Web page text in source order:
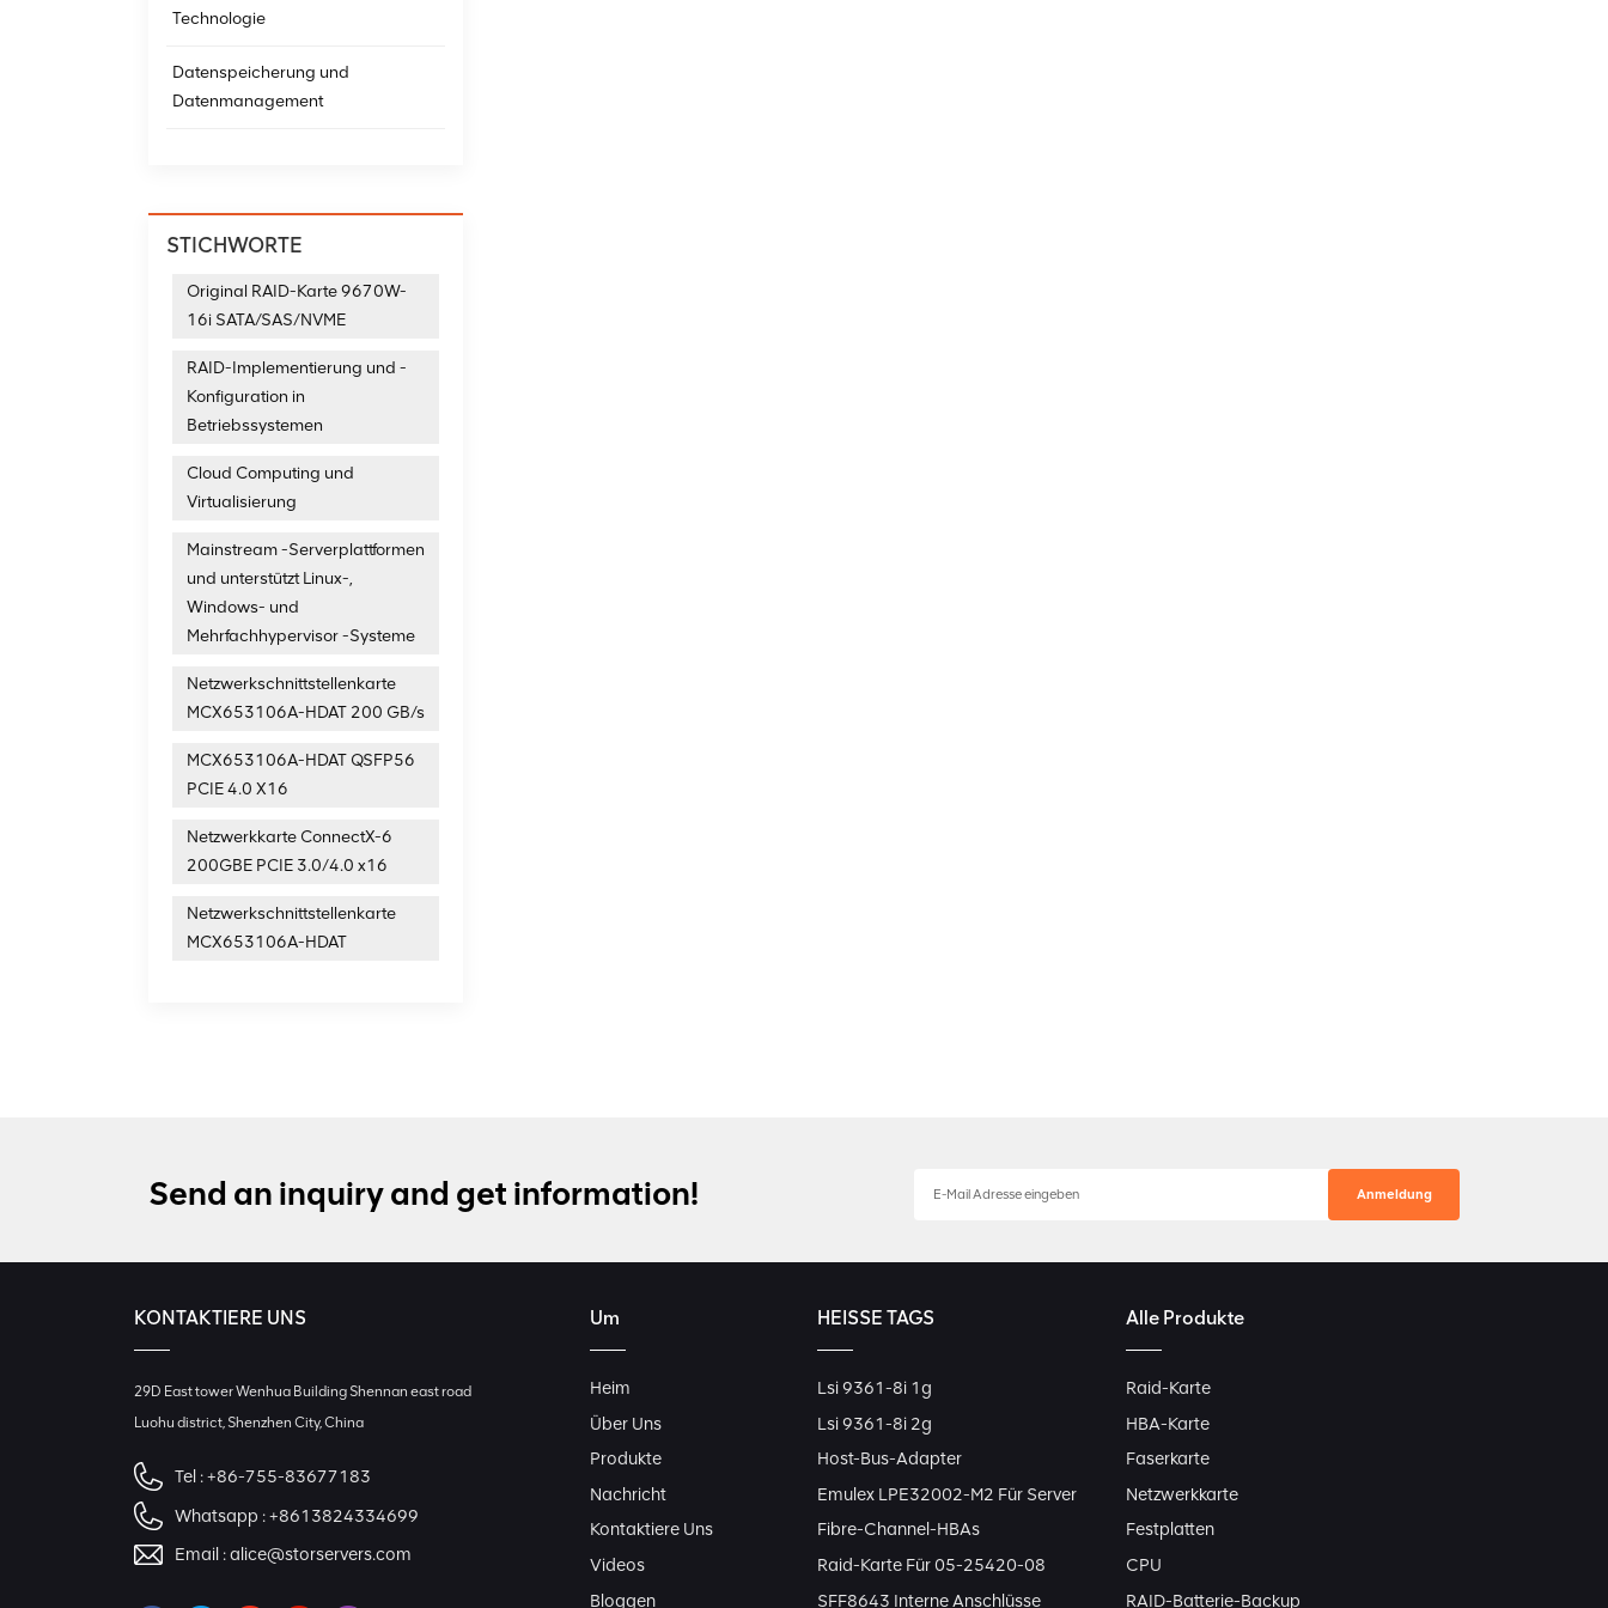
Technologie
Datenspeicherung und
Datenmanagement
STICHWORTE
Original RAID-Karte 9670W-
16i SATA/SAS/NVME
RAID-Implementierung und -
Konfiguration in
Betriebssystemen
Cloud Computing und
Virtualisierung
Mainstream -Serverplattformen
und unterstützt Linux-,
Windows- und
Mehrfachhypervisor -Systeme
Netzwerkschnittstellenkarte
MCX653106A-HDAT 200 GB/s
MCX653106A-HDAT QSFP56
PCIE 4.0 X16
Netzwerkkarte ConnectX-6
200GBE PCIE 3.0/4.0 x16
Netzwerkschnittstellenkarte
MCX653106A-HDAT
Send an inquiry and get information!
KONTAKTIERE UNS
29D East tower Wenhua Building Shennan east road
Luohu district, Shenzhen City, China
Tel :+86-755-83677183
Whatsapp :+8613824334699
Email :alice@storservers.com
Um
Heim
Über Uns
Produkte
Nachricht
Kontaktiere Uns
Videos
Bloggen
HEISSE TAGS
Lsi 9361-8i 1g
Lsi 9361-8i 2g
Host-Bus-Adapter
Emulex LPE32002-M2 Für Server
Fibre-Channel-HBAs
Raid-Karte Für 05-25420-08
SFF8643 Interne Anschlüsse
Alle Produkte
Raid-Karte
HBA-Karte
Faserkarte
Netzwerkkarte
Festplatten
CPU
RAID-Batterie-Backup